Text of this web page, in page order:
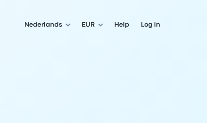
Nederlands EUR Help Log in